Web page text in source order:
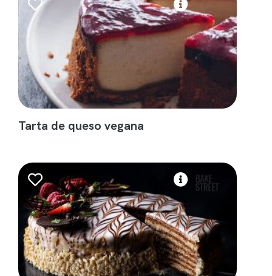
Tarta de queso vegana